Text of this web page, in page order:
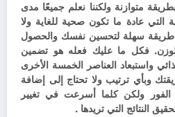
متوازنة ولكننا نعلم جميعًا مدى
التي عادة ما تكون صحية للغاية ولا
طريقة سهلة لتحسين نفسك والحصول
فكل ما عليك فعله هو تضمين
واستبعاد العناصر الخمسة الأخرى
وبأي ترتيب ولا تحتاج إلى إضافة
الفور ولكن كلما أسرعت في تغيير
النتائج التي تريدها .